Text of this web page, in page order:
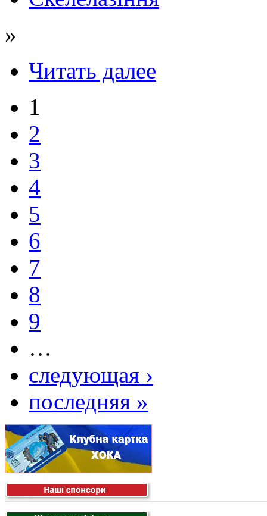
»
Читать далее
1
2
3
4
5
6
7
8
9
…
следующая ›
последняя »